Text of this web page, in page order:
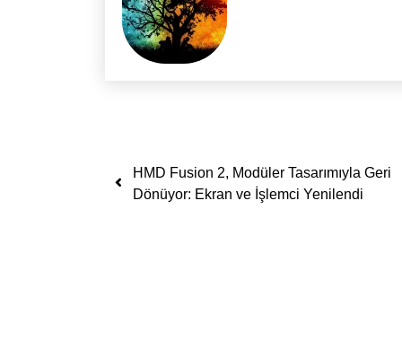
Yazı dolaşımı
HMD Fusion 2, Modüler Tasarımıyla Geri
Dönüyor: Ekran ve İşlemci Yenilendi